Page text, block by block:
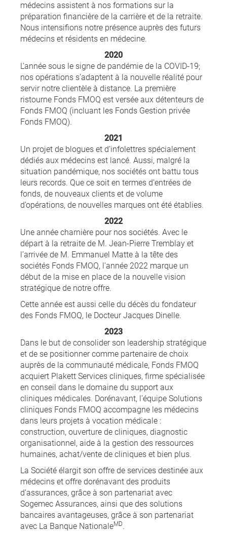
médecins assistent à nos formations sur la
préparation financière de la carrière et de la retraite.
Nous intensifions notre présence auprès des futurs
médecins et résidents en médecine.
2020
L’année sous le signe de pandémie de la COVID-19;
nos opérations s’adaptent à la nouvelle réalité pour
servir notre clientèle à distance. La première
ristourne Fonds FMOQ est versée aux détenteurs de
Fonds FMOQ (incluant les Fonds Gestion privée
Fonds FMOQ).
2021
Un projet de blogues et d’infolettres spécialement
dédiés aux médecins est lancé. Aussi, malgré la
situation pandémique, nos sociétés ont battu tous
leurs records. Que ce soit en termes d’entrées de
fonds, de nouveaux clients et de volume
d’opérations, de nouvelles marques ont été établies.
2022
Une année charnière pour nos sociétés. Avec le
départ à la retraite de M. Jean-Pierre Tremblay et
l’arrivée de M. Emmanuel Matte à la tête des
sociétés Fonds FMOQ, l’année 2022 marque un
début de la mise en place de la nouvelle vision
stratégique de notre offre.
Cette année est aussi celle du décès du fondateur
des Fonds FMOQ, le Docteur Jacques Dinelle.
2023
Dans le but de consolider son leadership stratégique
et de se positionner comme partenaire de choix
auprès de la communauté médicale, Fonds FMOQ
acquiert Plakett Services cliniques, firme spécialisée
en conseil dans le domaine du support aux
cliniques médicales. Dorénavant, l’équipe Solutions
cliniques Fonds FMOQ accompagne les médecins
dans leurs projets à vocation médicale :
construction, ouverture de cliniques, diagnostic
organisationnel, aide à la gestion des ressources
humaines, achat/vente de cliniques et bien plus.
La Société élargit son offre de services destinée aux
médecins et offre dorénavant des produits
d’assurances, grâce à son partenariat avec
Sogemec Assurances, ainsi que des solutions
bancaires avantageuses, grâce à son partenariat
avec La Banque NationaleMD.